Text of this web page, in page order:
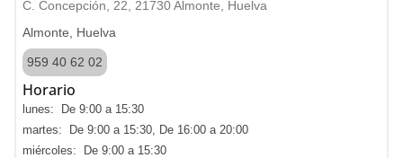
C. Concepción, 22, 21730 Almonte, Huelva
Almonte, Huelva
959 40 62 02
Horario
lunes: De 9:00 a 15:30
martes: De 9:00 a 15:30, De 16:00 a 20:00
miércoles: De 9:00 a 15:30